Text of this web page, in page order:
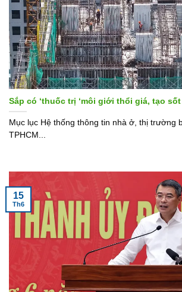
Sắp có ‘thuốc trị ‘môi giới thổi giá, tạo
Mục lục Hệ thống thông tin nhà ở, thị trường
TPHCM...
15
Th6